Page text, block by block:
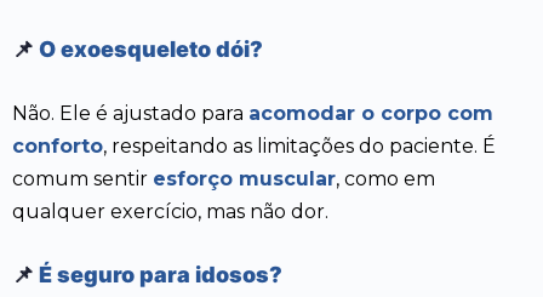
📌 O exoesqueleto dói?
Não. Ele é ajustado para acomodar o corpo com
conforto, respeitando as limitações do paciente. É
comum sentir esforço muscular, como em
qualquer exercício, mas não dor.
📌 É seguro para idosos?